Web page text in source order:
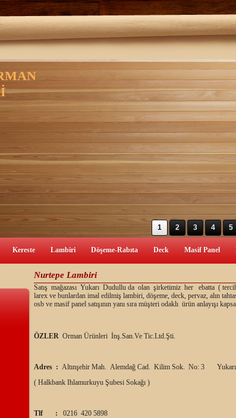
1 2 3 4 5
Kereste Lambiri Döşeme-Rabıta Deck Masif Panel
Nurtepe Lambiri
Satış mağazası Yukarı Dudullu da olan şirketimiz her ebatta (
larex ve bunlardan imal edilmiş lambiri, döşeme, deck, pervaz, alın
osb ve masif panel satışının yanı sıra müşteri odaklı ürün anlayışı
ÖZLER Orman Ürünleri İnş.San.Ve Tic.Ltd.Şti.
Adres : Altınşehir Mah. Alemdağ Cad. Kilim Sok. No: 3
( Halkbank Ihlamurkuyu Şubesi Sokağı )
Tlf :
0216 420 5898